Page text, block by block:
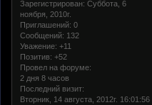
Зарегистрирован: Суббота, 6
ноября, 2010г.
Приглашений: 0
Сообщений: 132
Уважение: +11
Позитив: +52
Провел на форуме:
2 дня 8 часов
Последний визит:
Вторник, 14 августа, 2012г. 16:01:56